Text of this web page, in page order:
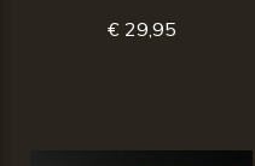
€ 29,95